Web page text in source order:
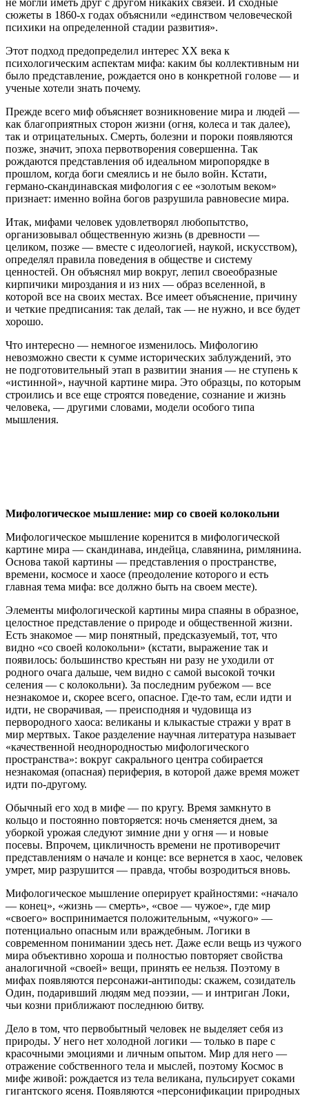
сюжеты в 1860-х годах объяснили «единством человеческой
психики на определенной стадии развития».
Этот подход предопределил интерес XX века к
психологическим аспектам мифа: каким бы коллективным ни
было представление, рождается оно в конкретной голове — и
ученые хотели знать почему.
Прежде всего миф объясняет возникновение мира и людей —
как благоприятных сторон жизни (огня, колеса и так далее),
так и отрицательных. Смерть, болезни и пороки появляются
позже, значит, эпоха первотворения совершенна. Так
рождаются представления об идеальном миропорядке в
прошлом, когда боги смеялись и не было войн. Кстати,
германо-скандинавская мифология с ее «золотым веком»
признает: именно война богов разрушила равновесие мира.
Итак, мифами человек удовлетворял любопытство,
организовывал общественную жизнь (в древности —
целиком, позже — вместе с идеологией, наукой, искусством),
определял правила поведения в обществе и систему
ценностей. Он объяснял мир вокруг, лепил своеобразные
кирпичики мироздания и из них — образ вселенной, в
которой все на своих местах. Все имеет объяснение, причину
и четкие предписания: так делай, так — не нужно, и все будет
хорошо.
Что интересно — немногое изменилось. Мифологию
невозможно свести к сумме исторических заблуждений, это
не подготовительный этап в развитии знания — не ступень к
«истинной», научной картине мира. Это образцы, по которым
строились и все еще строятся поведение, сознание и жизнь
человека, — другими словами, модели особого типа
мышления.
Мифологическое мышление: мир со своей колокольни
Мифологическое мышление коренится в мифологической
картине мира — скандинава, индейца, славянина, римлянина.
Основа такой картины — представления о пространстве,
времени, космосе и хаосе (преодоление которого и есть
главная тема мифа: все должно быть на своем месте).
Элементы мифологической картины мира спаяны в образное,
целостное представление о природе и общественной жизни.
Есть знакомое — мир понятный, предсказуемый, тот, что
видно «со своей колокольни» (кстати, выражение так и
появилось: большинство крестьян ни разу не уходили от
родного очага дальше, чем видно с самой высокой точки
селения — с колокольни). За последним рубежом — все
незнакомое и, скорее всего, опасное. Где-то там, если идти и
идти, не сворачивая, — преисподняя и чудовища из
первородного хаоса: великаны и клыкастые стражи у врат в
мир мертвых. Такое разделение научная литература называет
«качественной неоднородностью мифологического
пространства»: вокруг сакрального центра собирается
незнакомая (опасная) периферия, в которой даже время может
идти по-другому.
Обычный его ход в мифе — по кругу. Время замкнуто в
кольцо и постоянно повторяется: ночь сменяется днем, за
уборкой урожая следуют зимние дни у огня — и новые
посевы. Впрочем, цикличность времени не противоречит
представлениям о начале и конце: все вернется в хаос, человек
умрет, мир разрушится — правда, чтобы возродиться вновь.
Мифологическое мышление оперирует крайностями: «начало
— конец», «жизнь — смерть», «свое — чужое», где мир
«своего» воспринимается положительным, «чужого» —
потенциально опасным или враждебным. Логики в
современном понимании здесь нет. Даже если вещь из чужого
мира объективно хороша и полностью повторяет свойства
аналогичной «своей» вещи, принять ее нельзя. Поэтому в
мифах появляются персонажи-антиподы: скажем, созидатель
Один, подаривший людям мед поэзии, — и интриган Локи,
чьи козни приближают последнюю битву.
Дело в том, что первобытный человек не выделяет себя из
природы. У него нет холодной логики — только в паре с
красочными эмоциями и личным опытом. Мир для него —
отражение собственного тела и мыслей, поэтому Космос в
мифе живой: рождается из тела великана, пульсирует соками
гигантского ясеня. Появляются «персонификации природных